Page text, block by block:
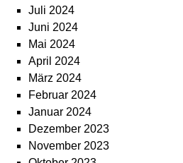
Juli 2024
Juni 2024
Mai 2024
April 2024
März 2024
Februar 2024
Januar 2024
Dezember 2023
November 2023